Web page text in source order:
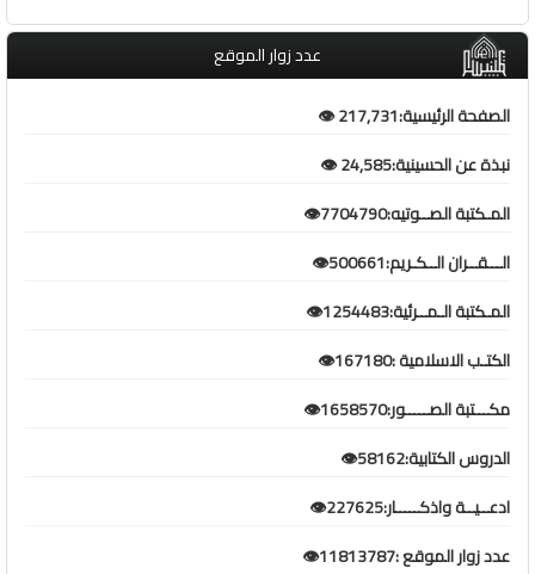
عدد زوار الموقع
الصفحة الرئيسية:217,731 👁️
نبذة عن الحسينية:24,585 👁️
المـكتبة الصــوتيه:7704790👁️
الـــقــران الــكـريم:500661👁️
المـكتبة الـمــرئية:1254483👁️
الكتـب الاسلامية :167180👁️
مكـــتبة الصـــــور:1658570👁️
الدروس الكتابية:58162👁️
ادعــيــة واذكـــــار:227625👁️
عدد زوار الموقع :11813787👁️